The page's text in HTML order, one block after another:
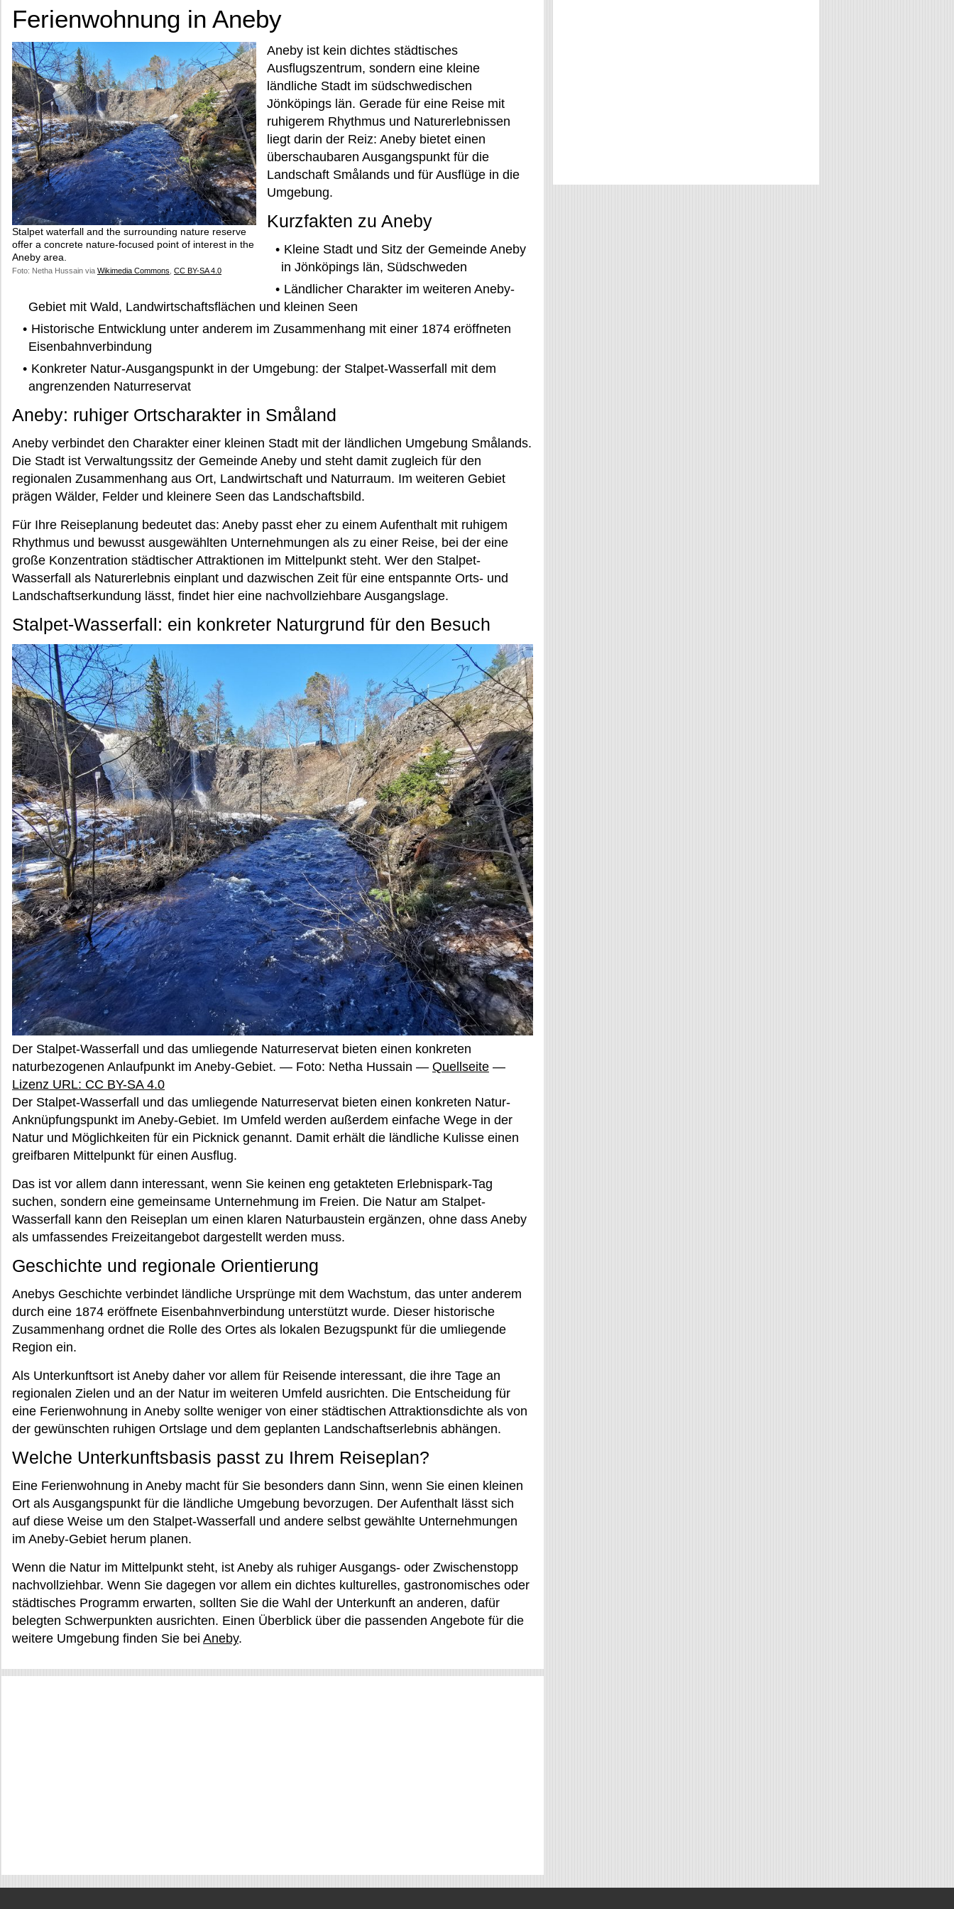
Ferienwohnung in Aneby
Stalpet waterfall and the surrounding nature reserve
offer a concrete nature-focused point of interest in the
Aneby area.
Foto: Netha Hussain via Wikimedia Commons CC BY-SA 4.0
Aneby ist kein dichtes städtisches
Ausflugszentrum, sondern eine kleine
ländliche Stadt im südschwedischen
Jönköpings län. Gerade für eine Reise mit
ruhigerem Rhythmus und Naturerlebnissen
liegt darin der Reiz: Aneby bietet einen
überschaubaren Ausgangspunkt für die
Landschaft Smålands und für Ausflüge in die
Umgebung.
Kurzfakten zu Aneby
Kleine Stadt und Sitz der Gemeinde Aneby
in Jönköpings län, Südschweden
Ländlicher Charakter im weiteren Aneby-
Gebiet mit Wald, Landwirtschaftsflächen und kleinen Seen
Historische Entwicklung unter anderem im Zusammenhang mit einer 1874 eröffneten
Eisenbahnverbindung
Konkreter Natur-Ausgangspunkt in der Umgebung: der Stalpet-Wasserfall mit dem
angrenzenden Naturreservat
Aneby: ruhiger Ortscharakter in Småland
Aneby verbindet den Charakter einer kleinen Stadt mit der ländlichen Umgebung Smålands.
Die Stadt ist Verwaltungssitz der Gemeinde Aneby und steht damit zugleich für den
regionalen Zusammenhang aus Ort, Landwirtschaft und Naturraum. Im weiteren Gebiet
prägen Wälder, Felder und kleinere Seen das Landschaftsbild.
Für Ihre Reiseplanung bedeutet das: Aneby passt eher zu einem Aufenthalt mit ruhigem
Rhythmus und bewusst ausgewählten Unternehmungen als zu einer Reise, bei der eine
große Konzentration städtischer Attraktionen im Mittelpunkt steht. Wer den Stalpet-
Wasserfall als Naturerlebnis einplant und dazwischen Zeit für eine entspannte Orts- und
Landschaftserkundung lässt, findet hier eine nachvollziehbare Ausgangslage.
Stalpet-Wasserfall: ein konkreter Naturgrund für den Besuch
Der Stalpet-Wasserfall und das umliegende Naturreservat bieten einen konkreten
naturbezogenen Anlaufpunkt im Aneby-Gebiet. — Foto: Netha Hussain — Quellseite —
Lizenz URL: CC BY-SA 4.0
Der Stalpet-Wasserfall und das umliegende Naturreservat bieten einen konkreten Natur-
Anknüpfungspunkt im Aneby-Gebiet. Im Umfeld werden außerdem einfache Wege in der
Natur und Möglichkeiten für ein Picknick genannt. Damit erhält die ländliche Kulisse einen
greifbaren Mittelpunkt für einen Ausflug.
Das ist vor allem dann interessant, wenn Sie keinen eng getakteten Erlebnispark-Tag
suchen, sondern eine gemeinsame Unternehmung im Freien. Die Natur am Stalpet-
Wasserfall kann den Reiseplan um einen klaren Naturbaustein ergänzen, ohne dass Aneby
als umfassendes Freizeitangebot dargestellt werden muss.
Geschichte und regionale Orientierung
Anebys Geschichte verbindet ländliche Ursprünge mit dem Wachstum, das unter anderem
durch eine 1874 eröffnete Eisenbahnverbindung unterstützt wurde. Dieser historische
Zusammenhang ordnet die Rolle des Ortes als lokalen Bezugspunkt für die umliegende
Region ein.
Als Unterkunftsort ist Aneby daher vor allem für Reisende interessant, die ihre Tage an
regionalen Zielen und an der Natur im weiteren Umfeld ausrichten. Die Entscheidung für
eine Ferienwohnung in Aneby sollte weniger von einer städtischen Attraktionsdichte als von
der gewünschten ruhigen Ortslage und dem geplanten Landschaftserlebnis abhängen.
Welche Unterkunftsbasis passt zu Ihrem Reiseplan?
Eine Ferienwohnung in Aneby macht für Sie besonders dann Sinn, wenn Sie einen kleinen
Ort als Ausgangspunkt für die ländliche Umgebung bevorzugen. Der Aufenthalt lässt sich
auf diese Weise um den Stalpet-Wasserfall und andere selbst gewählte Unternehmungen
im Aneby-Gebiet herum planen.
Wenn die Natur im Mittelpunkt steht, ist Aneby als ruhiger Ausgangs- oder Zwischenstopp
nachvollziehbar. Wenn Sie dagegen vor allem ein dichtes kulturelles, gastronomisches oder
städtisches Programm erwarten, sollten Sie die Wahl der Unterkunft an anderen, dafür
belegten Schwerpunkten ausrichten. Einen Überblick über die passenden Angebote für die
weitere Umgebung finden Sie bei Aneby.